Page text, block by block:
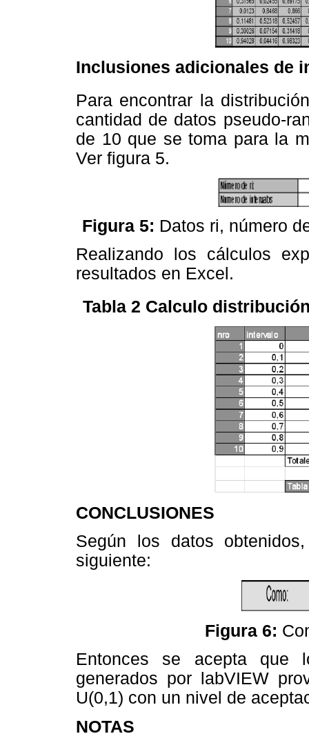
Inclusiones adicionales de
Para encontrar la
cantidad de datos pseudo-
de 10 que se toma para la
Ver figura 5.
Figura 5: Datos ri, número
Realizando los cálculos
resultados en Excel.
Tabla 2 Calculo
CONCLUSIONES
Según los datos
siguiente:
Figura 6:
Entonces se acepta que
generados por labVIEW
U(0,1) con un nivel de
NOTAS